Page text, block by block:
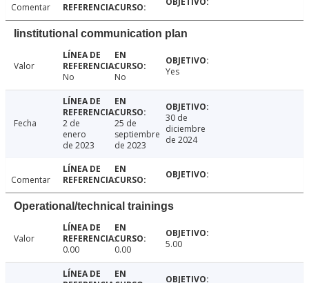
Comentar
Iinstitutional communication plan
Valor
No
No Yes
Fecha
2 de
enero
de 2023
25 de
septiembre
de 2023
30 de
diciembre
de 2024
Comentar
Operational/technical trainings
Valor
0.00
0.00 5.00